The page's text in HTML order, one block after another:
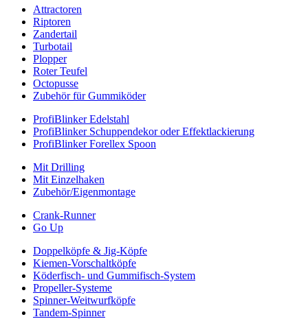
Attractoren
Riptoren
Zandertail
Turbotail
Plopper
Roter Teufel
Octopusse
Zubehör für Gummiköder
ProfiBlinker Edelstahl
ProfiBlinker Schuppendekor oder Effektlackierung
ProfiBlinker Forellex Spoon
Mit Drilling
Mit Einzelhaken
Zubehör/Eigenmontage
Crank-Runner
Go Up
Doppelköpfe & Jig-Köpfe
Kiemen-Vorschaltköpfe
Köderfisch- und Gummifisch-System
Propeller-Systeme
Spinner-Weitwurfköpfe
Tandem-Spinner